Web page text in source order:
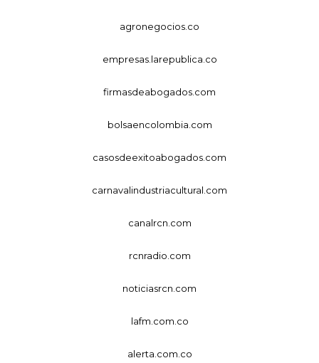
agronegocios.co
empresas.larepublica.co
firmasdeabogados.com
bolsaencolombia.com
casosdeexitoabogados.com
carnavalindustriacultural.com
canalrcn.com
rcnradio.com
noticiasrcn.com
lafm.com.co
alerta.com.co